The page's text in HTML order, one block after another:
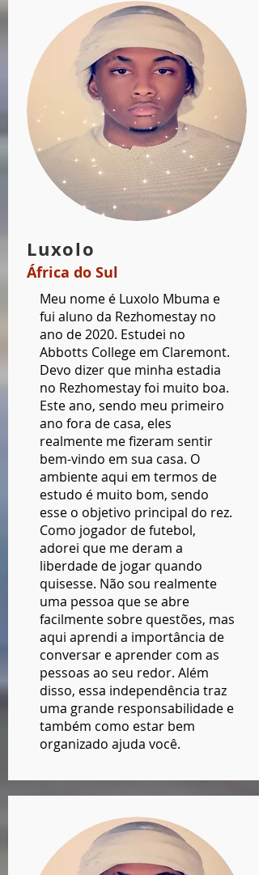
Luxolo
África do Sul
Meu nome é Luxolo Mbuma e
fui aluno da Rezhomestay no
ano de 2020. Estudei no
Abbotts College em Claremont.
Devo dizer que minha estadia
no Rezhomestay foi muito boa.
Este ano, sendo meu primeiro
ano fora de casa, eles
realmente me fizeram sentir
bem-vindo em sua casa. O
ambiente aqui em termos de
estudo é muito bom, sendo
esse o objetivo principal do rez.
Como jogador de futebol,
adorei que me deram a
liberdade de jogar quando
quisesse. Não sou realmente
uma pessoa que se abre
facilmente sobre questões, mas
aqui aprendi a importância de
conversar e aprender com as
pessoas ao seu redor. Além
disso, essa independência traz
uma grande responsabilidade e
também como estar bem
organizado ajuda você.